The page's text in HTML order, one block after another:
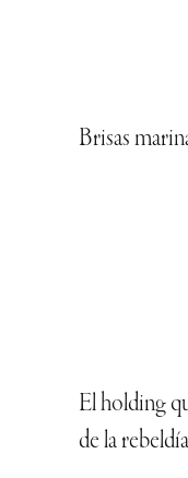
Brisas
El holding
de la rebeldía